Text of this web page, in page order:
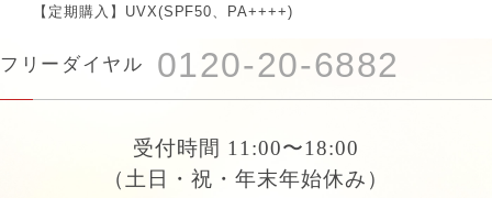
【定期購入】UVX(SPF50、PA++++)
フリーダイヤル 0120-20-6882
受付時間 11:00〜18:00
（土日・祝・年末年始休み）